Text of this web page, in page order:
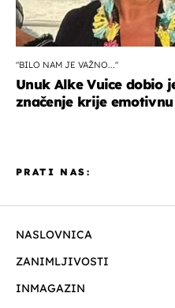
"BILO NAM JE VAŽNO..."
Unuk Alke Vuice dobio
značenje krije
NASLOVNICA
ZANIMLJIVOSTI
INMAGAZIN
PRATI NAS: